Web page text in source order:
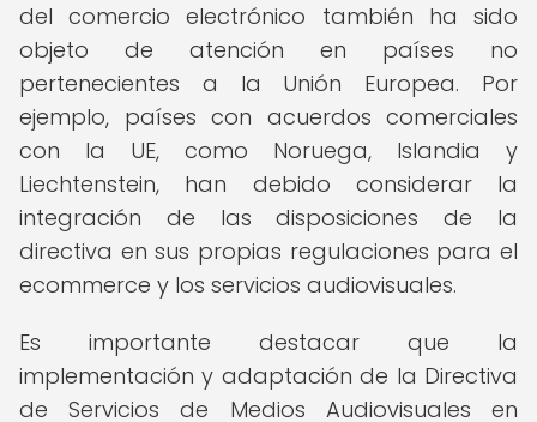
del comercio electrónico también ha sido
objeto de atención en países no
pertenecientes a la Unión Europea. Por
ejemplo, países con acuerdos comerciales
con la UE, como Noruega, Islandia y
Liechtenstein, han debido considerar la
integración de las disposiciones de la
directiva en sus propias regulaciones para el
ecommerce y los servicios audiovisuales.
Es importante destacar que la
implementación y adaptación de la Directiva
de Servicios de Medios Audiovisuales en